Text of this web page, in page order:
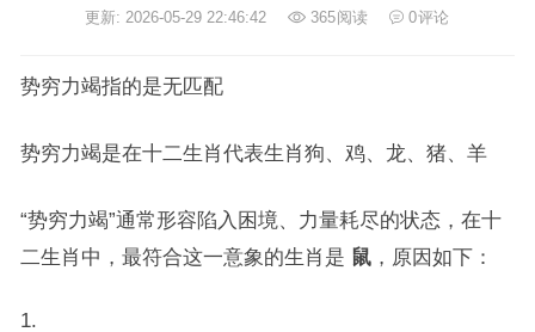
更新: 2026-05-29 22:46:42 365阅读 0评论
势穷力竭指的是无匹配
势穷力竭是在十二生肖代表生肖狗、鸡、龙、猪、羊
“势穷力竭”通常形容陷入困境、力量耗尽的状态，在十
二生肖中，最符合这一意象的生肖是 鼠，原因如下：